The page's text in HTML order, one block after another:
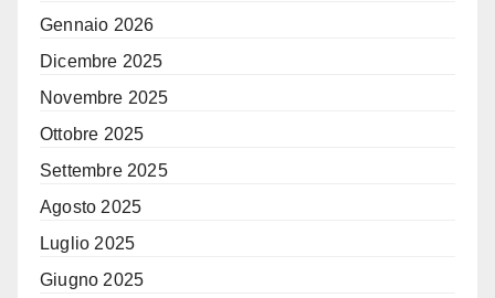
Gennaio 2026
Dicembre 2025
Novembre 2025
Ottobre 2025
Settembre 2025
Agosto 2025
Luglio 2025
Giugno 2025